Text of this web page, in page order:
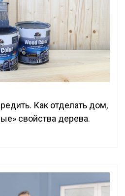
Как отделать дом,
свойства дерева.